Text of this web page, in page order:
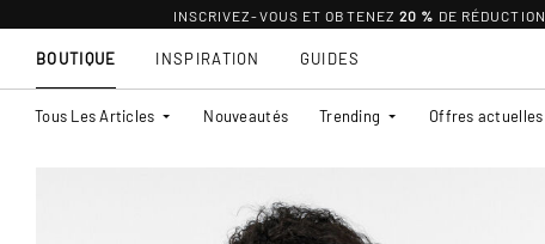
INSCRIVEZ-VOUS ET OBTENEZ 20 % DE RÉDUCTION
BOUTIQUE
Tous Les Articles Nouveautés Trending Offres actuelles
INSPIRATION GUIDES